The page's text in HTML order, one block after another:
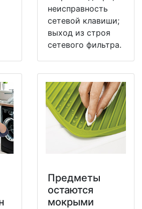
неисправность
сетевой клавиши;
выход из строя
сетевого фильтра.
Предметы
остаются
мокрыми